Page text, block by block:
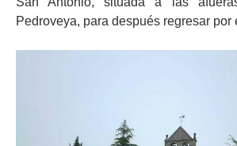
Pedroveya, para después regresar por